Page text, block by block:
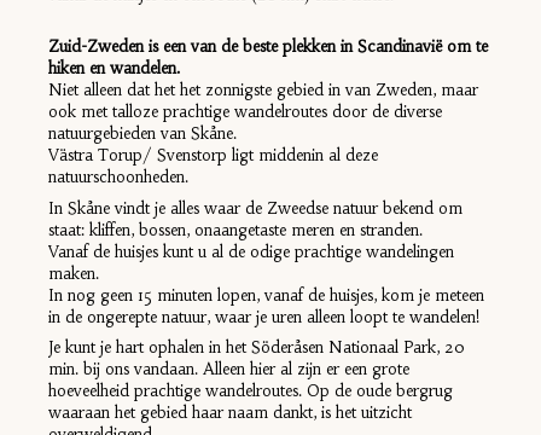
Zuid-Zweden is een van de beste plekken in Scandinavië om te
hiken en wandelen.
Niet alleen dat het het zonnigste gebied in van Zweden, maar
ook met talloze prachtige wandelroutes door de diverse
natuurgebieden van Skåne.
Västra Torup/ Svenstorp ligt middenin al deze
natuurschoonheden.
In Skåne vindt je alles waar de Zweedse natuur bekend om
staat: kliffen, bossen, onaangetaste meren en stranden.
Vanaf de huisjes kunt u al de odige prachtige wandelingen
maken.
In nog geen 15 minuten lopen, vanaf de huisjes, kom je meteen
in de ongerepte natuur, waar je uren alleen loopt te wandelen!
Je kunt je hart ophalen in het Söderåsen Nationaal Park, 20
min. bij ons vandaan. Alleen hier al zijn er een grote
hoeveelheid prachtige wandelroutes. Op de oude bergrug
waaraan het gebied haar naam dankt, is het uitzicht